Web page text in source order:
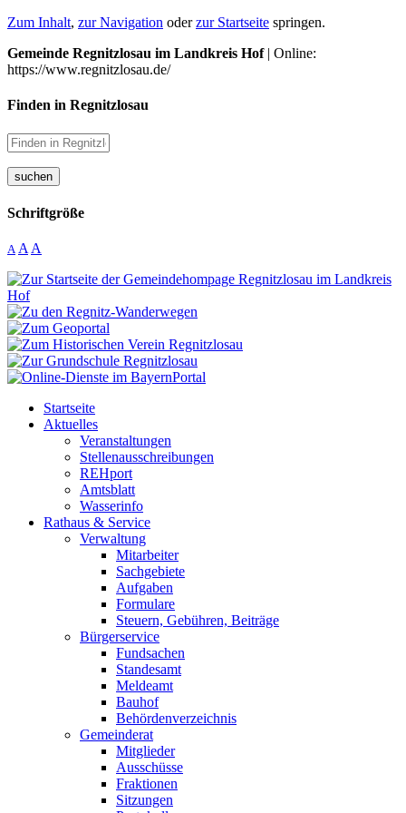
Zum Inhalt, zur Navigation oderzur Startseite springen.
Gemeinde Regnitzlosau im Landkreis Hof| Online:
https://www.regnitzlosau.de/
Finden in Regnitzlosau
suchen
Schriftgröße
A A A
Startseite
Aktuelles
Veranstaltungen
Stellenausschreibungen
REHport
Amtsblatt
Wasserinfo
Rathaus & Service
Verwaltung
Mitarbeiter
Sachgebiete
Aufgaben
Formulare
Steuern, Gebühren, Beiträge
Bürgerservice
Fundsachen
Standesamt
Meldeamt
Bauhof
Behördenverzeichnis
Gemeinderat
Mitglieder
Ausschüsse
Fraktionen
Sitzungen